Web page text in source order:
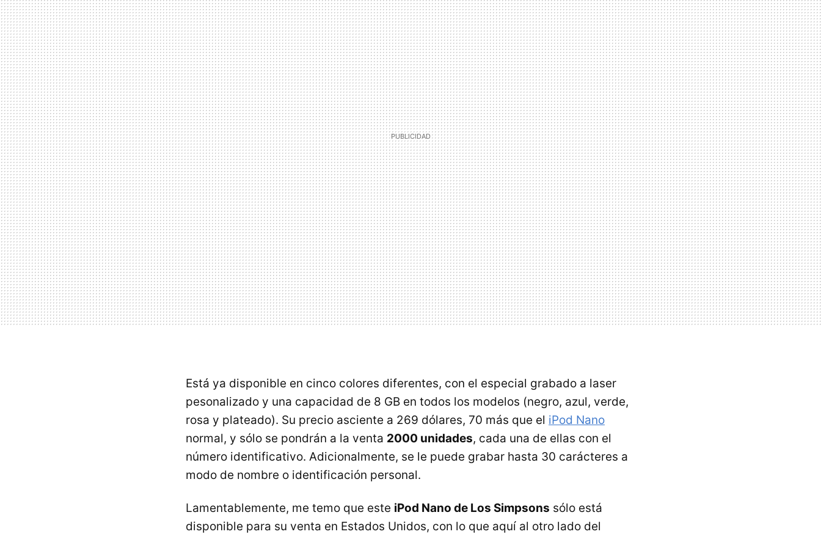
Está ya disponible en cinco colores diferentes, con el especial grabado a laser
pesonalizado y una capacidad de 8 GB en todos los modelos (negro, azul, verde,
rosa y plateado). Su precio asciente a 269 dólares, 70 más que el iPod Nano
normal, y sólo se pondrán a la venta 2000 unidades, cada una de ellas con el
número identificativo. Adicionalmente, se le puede grabar hasta 30 carácteres a
modo de nombre o identificación personal.
Lamentablemente, me temo que este iPod Nano de Los Simpsons sólo está
disponible para su venta en Estados Unidos, con lo que aquí al otro lado del